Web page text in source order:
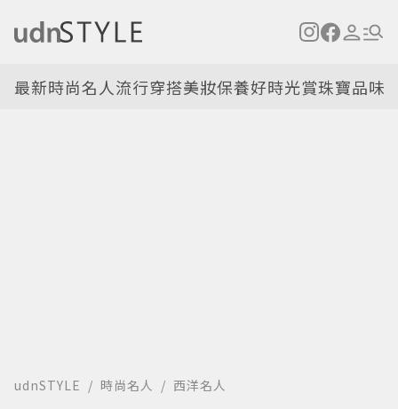
最新時尚名人流行穿搭美妝保養好時光賞珠寶品味
udnSTYLE 時尚名人 西洋名人